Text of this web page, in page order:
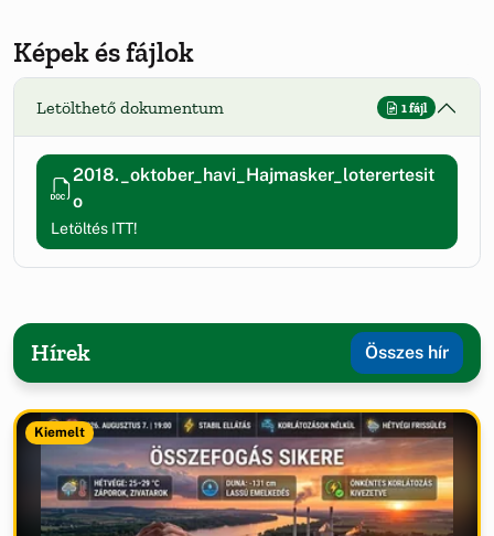
Képek és fájlok
Letölthető dokumentum 1 fájl
2018._oktober_havi_Hajmasker_loterertesit
o
Letöltés ITT!
Hírek Összes hír
Kiemelt